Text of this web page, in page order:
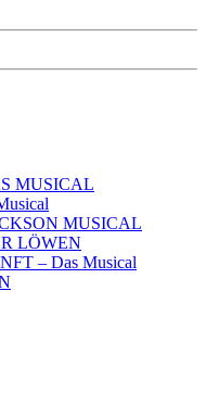
MUSICAL
MUSICAL
LÖWEN
– Das Musical